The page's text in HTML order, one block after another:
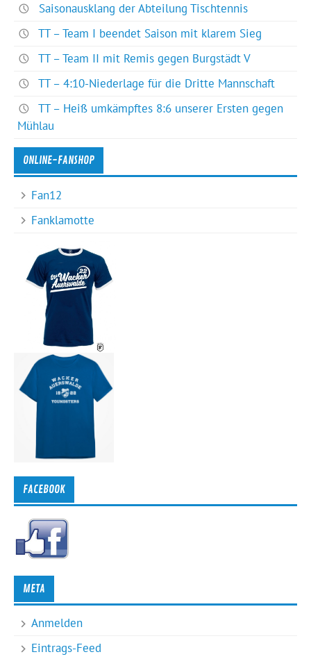
Saisonausklang der Abteilung Tischtennis
TT – Team I beendet Saison mit klarem Sieg
TT – Team II mit Remis gegen Burgstädt V
TT – 4:10-Niederlage für die Dritte Mannschaft
TT – Heiß umkämpftes 8:6 unserer Ersten gegen
Mühlau
ONLINE-FANSHOP
Fan12
Fanklamotte
FACEBOOK
META
Anmelden
Eintrags-Feed